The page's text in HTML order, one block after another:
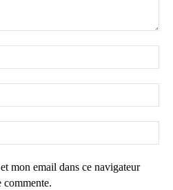
mon email dans ce navigateur
commente.